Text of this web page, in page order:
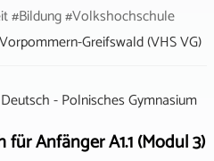
#Bildung #Volkshochschule
Greifswald (VHS VG)
- Polnisches Gymnasium
für Anfänger A1.1 (Modul 3)